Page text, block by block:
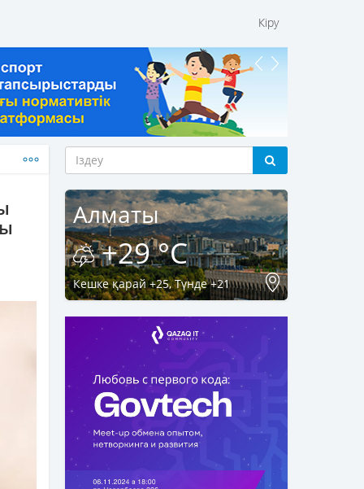
Кіру
Алматы
+29 °C
Кешке қарай +25, Түнде +21